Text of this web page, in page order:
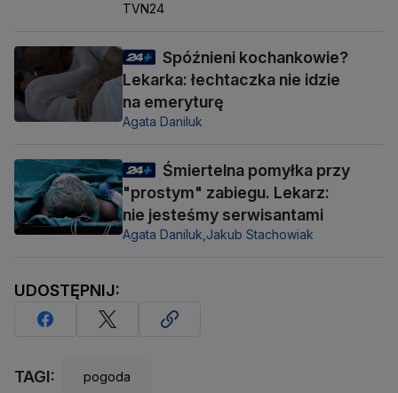
TVN24
Spóźnieni kochankowie?
Lekarka: łechtaczka nie idzie
na emeryturę
Agata Daniluk
Śmiertelna pomyłka przy
"prostym" zabiegu. Lekarz:
nie jesteśmy serwisantami
Agata Daniluk, Jakub Stachowiak
UDOSTĘPNIJ:
TAGI: pogoda